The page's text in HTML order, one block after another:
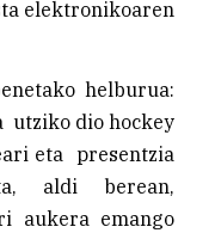
elektronikoaren
helburua:
utziko dio hockey
eta presentzia
aldi berean,
aukera emango